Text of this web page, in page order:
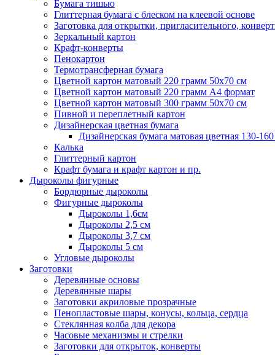
Бумага тишью
Глиттерная бумага с блеском на клеевой основе
Заготовка для открытки, пригласительного,
Зеркальный картон
Крафт-конверты
Пенокартон
Термотрансферная бумага
Цветной картон матовый 220 грамм 50х70 см
Цветной картон матовый 220 грамм A4 формат
Цветной картон матовый 300 грамм 50х70 см
Пивной и переплетный картон
Дизайнерская цветная бумага
Дизайнерская бумага матовая цветная 130-
Калька
Глиттерный картон
Крафт бумага и крафт картон и пр.
Дыроколы фигурные
Бордюрные дыроколы
Фигурные дыроколы
Дыроколы 1,6см
Дыроколы 2,5 см
Дыроколы 3,7 см
Дыроколы 5 см
Угловые дыроколы
Заготовки
Деревянные основы
Деревянные шары
Заготовки акриловые прозрачные
Пенопластовые шары, конусы, кольца, сердца
Стеклянная колба для декора
Часовые механизмы и стрелки
Заготовки для открыток, конверты